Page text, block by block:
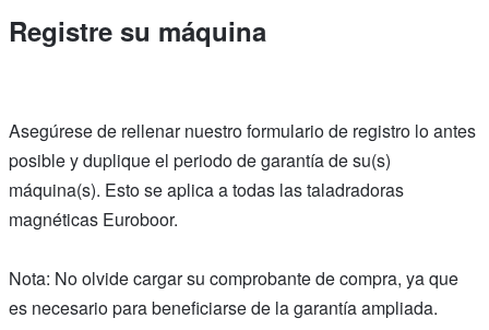
Registre su máquina
Asegúrese de rellenar nuestro formulario de registro lo antes
posible y duplique el periodo de garantía de su(s)
máquina(s). Esto se aplica a todas las taladradoras
magnéticas Euroboor.
Nota: No olvide cargar su comprobante de compra, ya que
es necesario para beneficiarse de la garantía ampliada.